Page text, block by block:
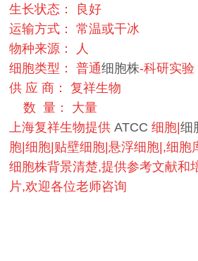
生长状态： 良好
运输方式： 常温或干冰
物种来源： 人
细胞类型： 普通细胞株-科研实验
供 应 商： 复祥生物
数 量： 大量
上海复祥生物提供ATCC 细胞|细
胞|细胞|贴壁细胞|悬浮细胞|,细胞
细胞株背景清楚,提供参考文献和
片,欢迎各位老师咨询